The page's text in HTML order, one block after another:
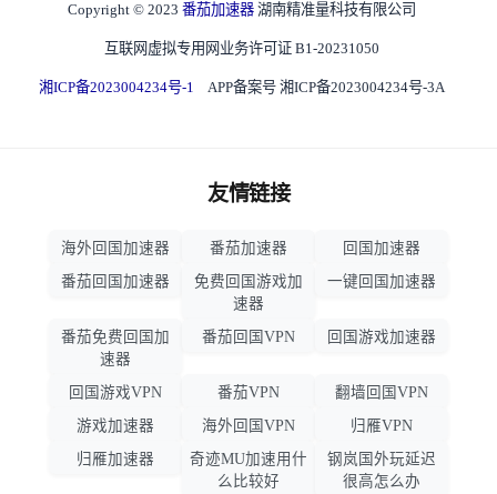
Copyright © 2023 番茄加速器 湖南精准量科技有限公司
互联网虚拟专用网业务许可证 B1-20231050
湘ICP备2023004234号-1 APP备案号 湘ICP备2023004234号-3A
友情链接
海外回国加速器 番茄加速器
回国加速器
番茄回国加速器
免费回国游戏加
速器
一键回国加速器
番茄免费回国加
速器
番茄回国VPN 回国游戏加速器
回国游戏VPN 番茄VPN
翻墙回国VPN
游戏加速器
海外回国VPN
归雁VPN
归雁加速器
奇迹MU加速用什
么比较好
钢岚国外玩延迟
很高怎么办